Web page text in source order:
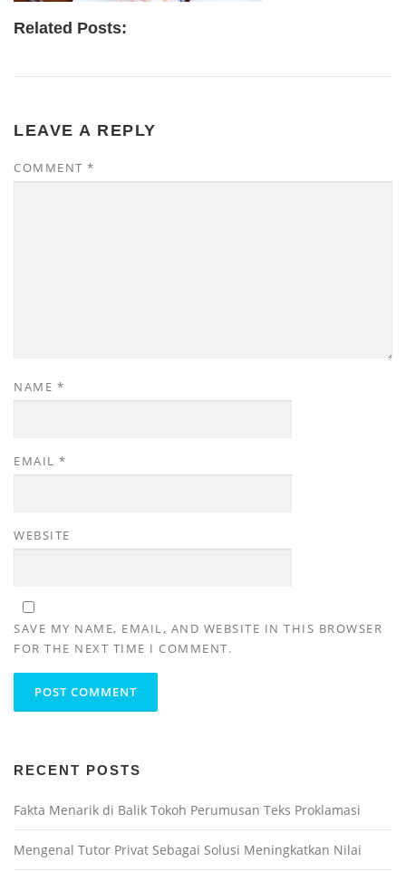
Related Posts:
LEAVE A REPLY
COMMENT *
NAME *
EMAIL *
WEBSITE
SAVE MY NAME, EMAIL, AND WEBSITE IN THIS BROWSER
FOR THE NEXT TIME I COMMENT.
RECENT POSTS
Fakta Menarik di Balik Tokoh Perumusan Teks Proklamasi
Mengenal Tutor Privat Sebagai Solusi Meningkatkan Nilai